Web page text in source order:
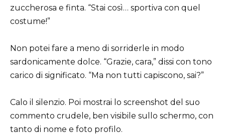
zuccherosa e finta. “Stai così… sportiva con quel
costume!”
Non potei fare a meno di sorriderle in modo
sardonicamente dolce. “Grazie, cara,” dissi con tono
carico di significato. “Ma non tutti capiscono, sai?”
Calo il silenzio. Poi mostrai lo screenshot del suo
commento crudele, ben visibile sullo schermo, con
tanto di nome e foto profilo.